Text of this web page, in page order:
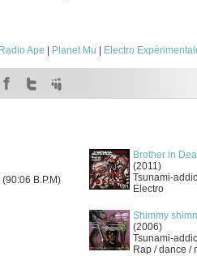
Radio Ape Planet Mu Electro
B.P.M)
Brother in
(2011)
Tsunami-
Electro
Shimmy
(2006)
Tsunami-
Rap / dance /